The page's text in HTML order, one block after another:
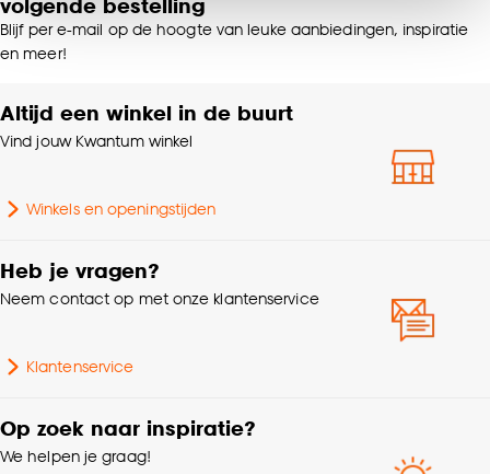
van alle cookies, of klik op ‘weigeren’ om alleen de
noodzakelijke cookies te accepteren. Je kunt er ook
voor kiezen om bepaalde cookies wel of niet te
klikken.
Goed om te weten is dat je deze keuze altijd nog
cookieverklaring.
Vorm
Breedte
Garantietermijn
Inclusief dimmer
Kleurtint
Blijf per e-mail op de hoogte van leuke aanbiedingen, inspiratie
en meer!
Altijd een winkel in de buurt
Vind jouw Kwantum winkel
Winkels en openingstijden
Heb je vragen?
Neem contact op met onze klantenservice
Klantenservice
Op zoek naar inspiratie?
We helpen je graag!